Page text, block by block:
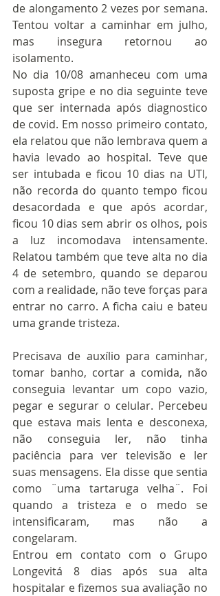
de alongamento 2 vezes por semana.
Tentou voltar a caminhar em julho,
mas insegura retornou ao
isolamento.
No dia 10/08 amanheceu com uma
suposta gripe e no dia seguinte teve
que ser internada após diagnostico
de covid. Em nosso primeiro contato,
ela relatou que não lembrava quem a
havia levado ao hospital. Teve que
ser intubada e ficou 10 dias na UTI,
não recorda do quanto tempo ficou
desacordada e que após acordar,
ficou 10 dias sem abrir os olhos, pois
a luz incomodava intensamente.
Relatou também que teve alta no dia
4 de setembro, quando se deparou
com a realidade, não teve forças para
entrar no carro. A ficha caiu e bateu
uma grande tristeza.
Precisava de auxílio para caminhar,
tomar banho, cortar a comida, não
conseguia levantar um copo vazio,
pegar e segurar o celular. Percebeu
que estava mais lenta e desconexa,
não conseguia ler, não tinha
paciência para ver televisão e ler
suas mensagens. Ela disse que sentia
como ¨uma tartaruga velha¨. Foi
quando a tristeza e o medo se
intensificaram, mas não a
congelaram.
Entrou em contato com o Grupo
Longevitá 8 dias após sua alta
hospitalar e fizemos sua avaliação no